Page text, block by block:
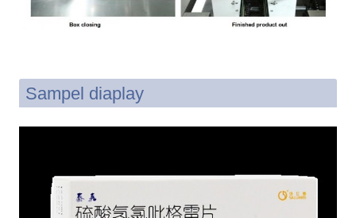
Sampel diaplay